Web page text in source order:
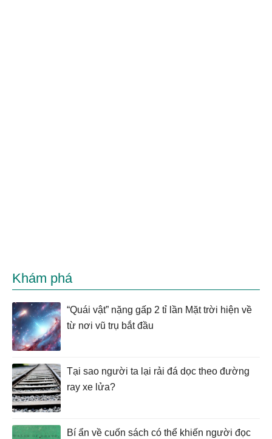
Khám phá
“Quái vật” nặng gấp 2 tỉ lần Mặt trời hiện về
từ nơi vũ trụ bắt đầu
Tại sao người ta lại rải đá dọc theo đường
ray xe lửa?
Bí ẩn về cuốn sách có thể khiến người đọc